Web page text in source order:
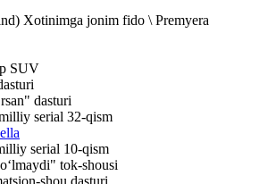
Xotinimga jonim fido \ Premyera
SUV
dasturi
serial 32-qism
serial 10-qism
tok-shousi